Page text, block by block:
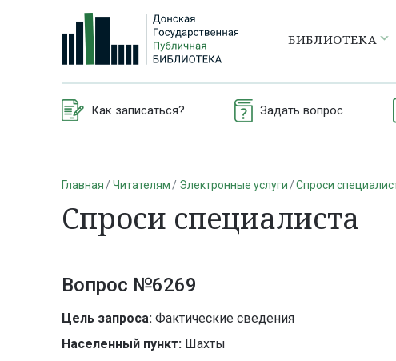
БИБЛИОТЕКА
Как записаться? Задать вопрос
Главная Читателям Электронные услуги Спроси
Спроси специалиста
Вопрос №6269
Цель запроса: Фактические сведения
Населенный пункт: Шахты